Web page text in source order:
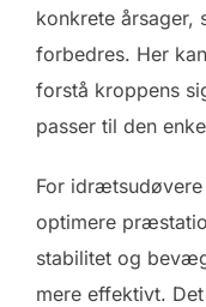
konkrete årsager,
forbedres. Her
forstå kroppens
passer til den
For
optimere
stabilitet og
mere effektivt.